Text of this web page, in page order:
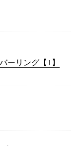
ーリング【1】